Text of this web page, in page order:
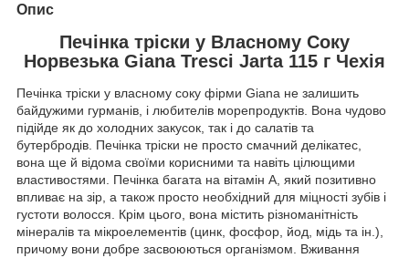
Опис
Печінка тріски у Власному Соку
Норвезька Giana Tresci Jarta 115 г Чехія
Печінка тріски у власному соку фірми Giana не залишить
байдужими гурманів, і любителів морепродуктів. Вона чудово
підійде як до холодних закусок, так і до салатів та
бутербродів. Печінка тріски не просто смачний делікатес,
вона ще й відома своїми корисними та навіть цілющими
властивостями. Печінка багата на вітамін А, який позитивно
впливає на зір, а також просто необхідний для міцності зубів і
густоти волосся. Крім цього, вона містить різноманітність
мінералів та мікроелементів (цинк, фосфор, йод, мідь та ін.),
причому вони добре засвоюються організмом. Вживання